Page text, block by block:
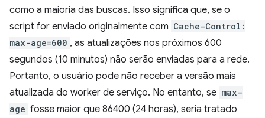
como a maioria das buscas. Isso significa que, se o
script for enviado originalmente com Cache-Control:
max-age=600 , as atualizações nos próximos 600
segundos (10 minutos) não serão enviadas para a rede.
Portanto, o usuário pode não receber a versão mais
atualizada do worker de serviço. No entanto, se max-
age fosse maior que 86400 (24 horas), seria tratado